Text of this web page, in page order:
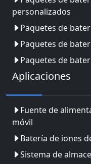
personalizados
Paquetes de
Paquetes de
Paquetes de
Aplicaciones
Fuente de
móvil
Batería de iones
Sistema de